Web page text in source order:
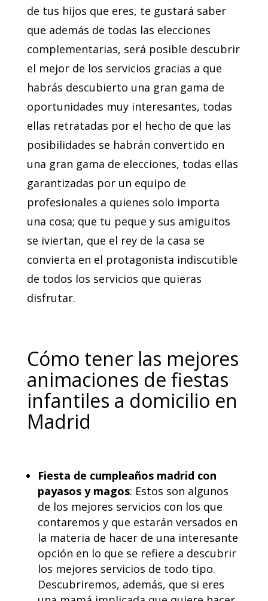
de tus hijos que eres, te gustará saber
que además de todas las elecciones
complementarias, será posible descubrir
el mejor de los servicios gracias a que
habrás descubierto una gran gama de
oportunidades muy interesantes, todas
ellas retratadas por el hecho de que las
posibilidades se habrán convertido en
una gran gama de elecciones, todas ellas
garantizadas por un equipo de
profesionales a quienes solo importa
una cosa; que tu peque y sus amiguitos
se iviertan, que el rey de la casa se
convierta en el protagonista indiscutible
de todos los servicios que quieras
disfrutar.
Cómo tener las mejores
animaciones de fiestas
infantiles a domicilio en
Madrid
Fiesta de cumpleaños madrid con
payasosy magos: Estos son algunos
de los mejores servicios con los que
contaremos y que estarán versados en
la materia de hacer de una interesante
opción en lo que se refiere a descubrir
los mejores servicios de todo tipo.
Descubriremos, además, que si eres